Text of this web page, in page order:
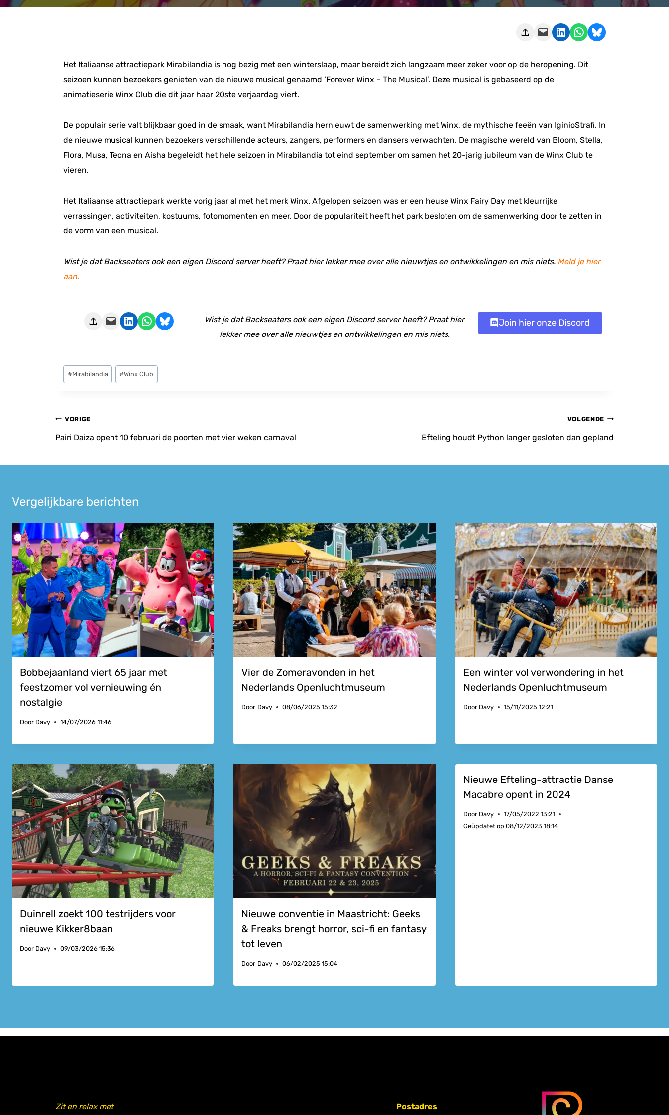
Deze pagina e-mailen Delen op LinkedIn Delen via WhatsApp Share on Bluesky
Het Italiaanse attractiepark Mirabilandia is nog bezig met een winterslaap, maar bereidt zich langzaam meer zeker voor op de heropening. Dit
seizoen kunnen bezoekers genieten van de nieuwe musical genaamd ‘Forever Winx – The Musical’. Deze musical is gebaseerd op de
animatieserie Winx Club die dit jaar haar 20ste verjaardag viert.
De populair serie valt blijkbaar goed in de smaak, want Mirabilandia hernieuwt de samenwerking met Winx, de mythische feeën van IginioStrafi. In
de nieuwe musical kunnen bezoekers verschillende acteurs, zangers, performers en dansers verwachten. De magische wereld van Bloom, Stella,
Flora, Musa, Tecna en Aisha begeleidt het hele seizoen in Mirabilandia tot eind september om samen het 20-jarig jubileum van de Winx Club te
vieren.
Het Italiaanse attractiepark werkte vorig jaar al met het merk Winx. Afgelopen seizoen was er een heuse Winx Fairy Day met kleurrijke
verrassingen, activiteiten, kostuums, fotomomenten en meer. Door de populariteit heeft het park besloten om de samenwerking door te zetten in
de vorm van een musical.
Wist je dat Backseaters ook een eigen Discord server heeft? Praat hier lekker mee over alle nieuwtjes en ontwikkelingen en mis niets. Meld je hier
aan.
Deze pagina e-mailen Delen op LinkedIn Delen via WhatsApp Share on Bluesky
Wist je dat Backseaters ook een eigen Discord server heeft? Praat hier
lekker mee over alle nieuwtjes en ontwikkelingen en mis niets.
Join hier onze Discord
Bericht
tags:
#Mirabilandia #Winx Club
Bericht
navigatie
VORIGE
Pairi Daiza opent 10 februari de poorten met vier weken carnaval
VOLGENDE
Efteling houdt Python langer gesloten dan gepland
Vergelijkbare berichten
Bobbejaanland viert 65 jaar met
feestzomer vol vernieuwing én
nostalgie
Door Davy 14/07/2026 11:46
Vier de Zomeravonden in het
Nederlands Openluchtmuseum
Door Davy 08/06/2025 15:32
Een winter vol verwondering in het
Nederlands Openluchtmuseum
Door Davy 15/11/2025 12:21
Duinrell zoekt 100 testrijders voor
nieuwe Kikker8baan
Door Davy 09/03/2026 15:36
Nieuwe conventie in Maastricht: Geeks
& Freaks brengt horror, sci-fi en fantasy
tot leven
Door Davy 06/02/2025 15:04
Nieuwe Efteling-attractie Danse
Macabre opent in 2024
Door Davy
17/05/2022 13:21
Geüpdatet op 08/12/2023 18:14
Zit en relax met Postadres